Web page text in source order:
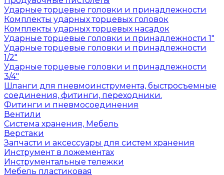
Ударные торцевые головки и принадлежности
Комплекты ударных торцевых головок
Комплекты ударных торцевых насадок
Ударные торцевые головки и принадлежности 1"
Ударные торцевые головки и принадлежности
1/2"
Ударные торцевые головки и принадлежности
3/4"
Шланги для пневмоинструмента, быстросъемные
соединения, фитинги, переходники.
Фитинги и пневмосоединения
Вентили
Система хранения, Мебель
Верстаки
Запчасти и аксессуары для систем хранения
Инструмент в ложементах
Инструментальные тележки
Мебель пластиковая